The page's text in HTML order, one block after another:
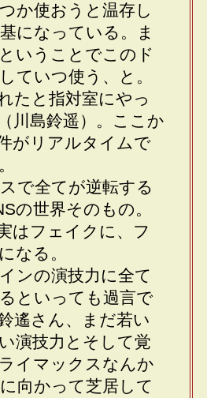
か使おうと温存し
になっている。ま
いうことでこのド
ていつ使う、と。
たと指対室にやっ
川島鈴遥）。ここか
がリアルタイムで
で全てが逆転する
の世界そのもの。
はフェイクに、フ
なる。
ンの演技力に全て
といっても過言で
遙さん、まだ若い
演技力とそして覚
イマックスなんか
向かって芝居して